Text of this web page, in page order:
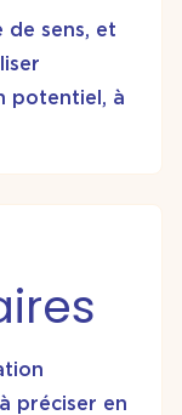
de sens, et
potentiel, à
préciser en